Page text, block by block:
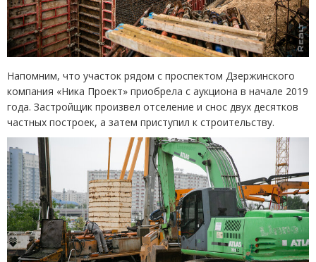
Напомним, что участок рядом с проспектом Дзержинского
компания «Ника Проект» приобрела с аукциона в начале 2019
года. Застройщик произвел отселение и снос двух десятков
частных построек, а затем приступил к строительству.